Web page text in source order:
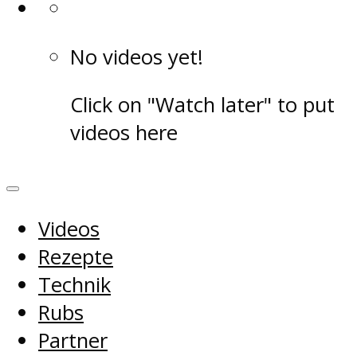
No videos yet!
Click on "Watch later" to put
videos here
Videos
Rezepte
Technik
Rubs
Partner